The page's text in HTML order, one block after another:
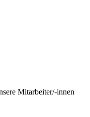
Mitarbeiter/-innen